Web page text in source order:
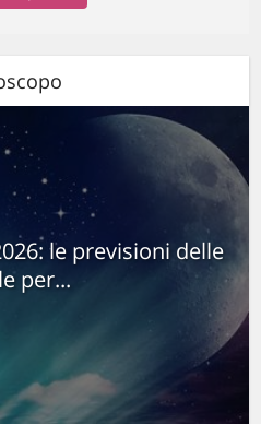
le previsioni delle
per...